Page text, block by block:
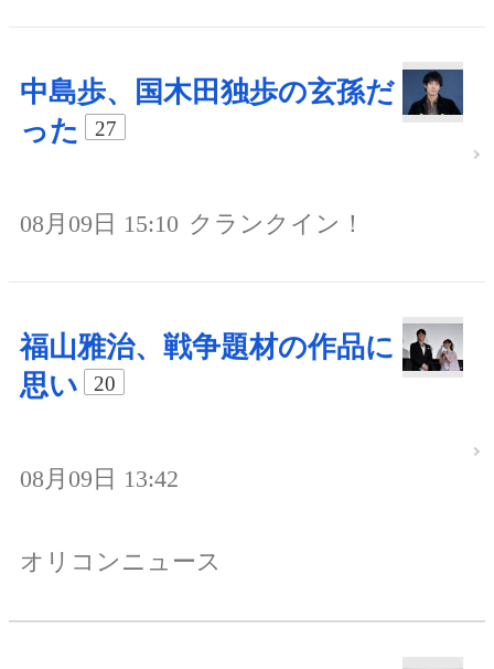
中島歩、国木田独歩の玄孫だ
った
27
08月09日 15:10 クランクイン！
福山雅治、戦争題材の作品に
思い
20
08月09日 13:42
オリコンニュース